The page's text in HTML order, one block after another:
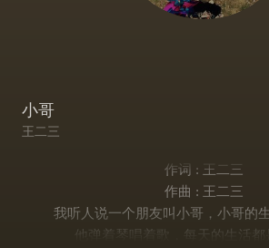
小哥
王二三
作词 : 王二三
作曲 : 王二三
我听人说一个朋友叫小哥，小哥的
他弹着琴唱着歌，每天的生活都